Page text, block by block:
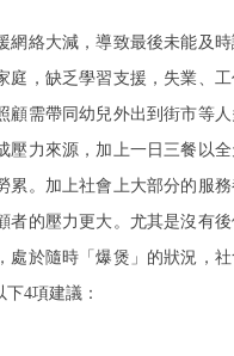
網絡大減，導致最後未能及
庭，缺乏學習支援，失業、
顧需帶同幼兒外出到街市等
壓力來源，加上一日三餐以
累。加上社會上大部分的服
者的壓力更大。尤其是沒有
處於隨時「爆煲」的狀況，
4項建議：